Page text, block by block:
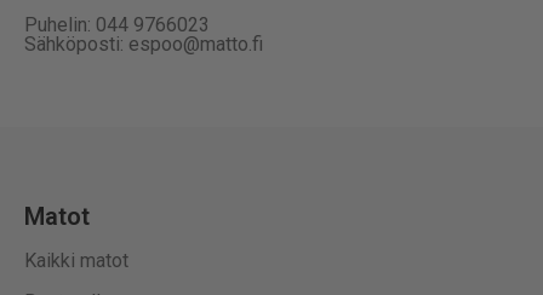
Puhelin: 044 9766023
Sähköposti: espoo@matto.fi
Matot
Kaikki matot